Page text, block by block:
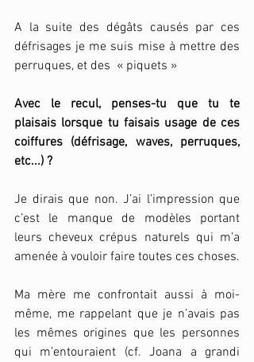
A la suite des dégâts causés par ces
défrisages je me suis mise à mettre des
perruques, et des  « piquets »
Avec le recul, penses-tu que tu te
plaisais lorsque tu faisais usage de ces
coiffures (défrisage, waves, perruques,
etc...) ?
Je dirais que non. J’ai l’impression que
c’est le manque de modèles portant
leurs cheveux crépus naturels qui m’a
Ma mère me confrontait aussi à moi-
même, me rappelant que je n’avais pas
les mêmes origines que les personnes
qui m’entouraient (cf. Joana a grandi